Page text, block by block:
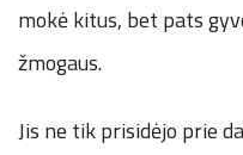
mokė kitus, bet pats
žmogaus.
Jis ne tik prisidėjo prie